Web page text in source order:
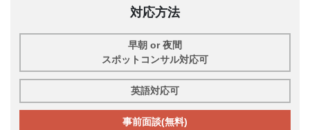
対応方法
早朝 or 夜間
スポットコンサル対応可
英語対応可
事前面談(無料)